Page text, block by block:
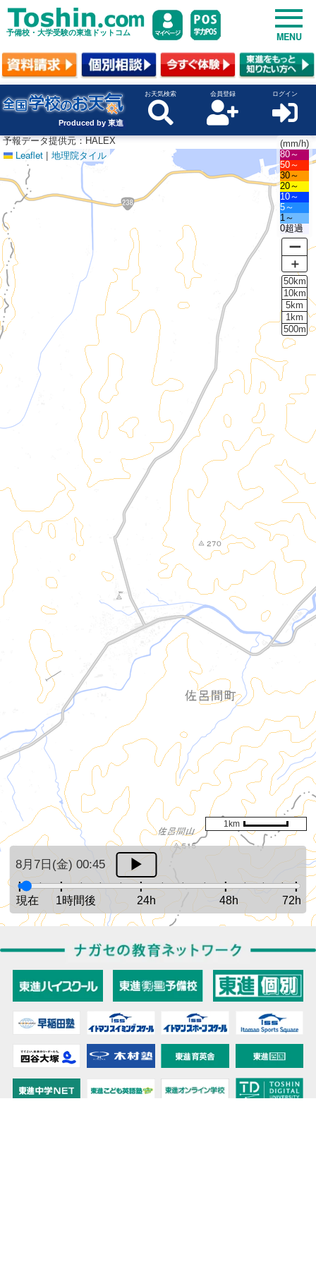
予備校・大学受験の東進ドットコム MENU
Produced by 東進
お天気検索 会員登録 ログイン
Leaflet | 地理院タイル
8月7日(金) 00:45
現在 1時間後 24h 48h 72h
1km
(mm/h)
80～
50～
30～
20～
10～
5～
1～
0超過
ー
＋
50km
10km
5km
1km
500m
予報データ提供元：HALEX